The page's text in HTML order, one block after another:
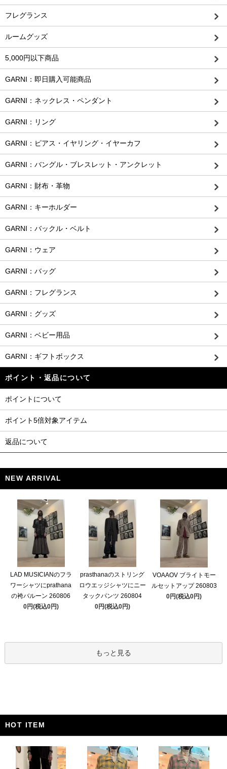
フレグランス
ルームグッズ
5,000円以下商品
GARNI：即日購入可能商品
GARNI：ネックレス・ペンダント
GARNI：リング
GARNI：ピアス・イヤリング・イヤーカフ
GARNI：バングル・ブレスレット・アンクレット
GARNI：財布・革物
GARNI：キーホルダー
GARNI：バックル・ベルト
GARNI：ウェア
GARNI：バッグ
GARNI：フレグランス
GARNI：グッズ
GARNI：ベビー用品
GARNI：ギフトボックス
ポイント・返品について
ポイントについて
ポイント5倍対象アイテム
返品について
NEW ARRIVAL
LAD MUSICIANのフラ
ワーシャツにprathana
の袴バルーン 260806
0円(税込0円)
prasthanaのストリング
ロウエッジシャツにニー
タックパンツ 260804
0円(税込0円)
VOAAOV ブライトモー
ルセットアップ 260803
0円(税込0円)
もっと見る
HOT ITEM